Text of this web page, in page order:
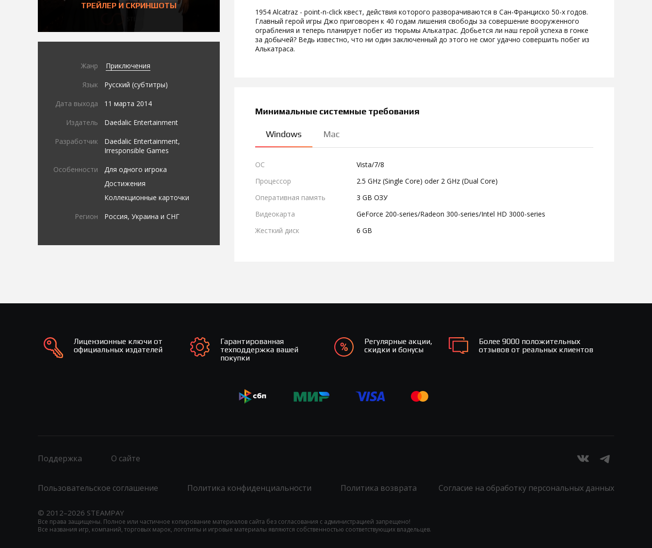
ТРЕЙЛЕР И СКРИНШОТЫ
Жанр Приключения
Язык Русский (субтитры)
Дата выхода 11 марта 2014
Издатель Daedalic Entertainment
Разработчик
Daedalic Entertainment,
Irresponsible Games
Особенности
Для одного игрока
Достижения
Коллекционные карточки
Регион Россия, Украина и СНГ
1954 Alcatraz - point-n-click квест, действия которого разворачиваются в Сан-Франциско 50-х годов.
Главный герой игры Джо приговорен к 40 годам лишения свободы за совершение вооруженного
ограбления и теперь планирует побег из тюрьмы Алькатрас. Добьется ли наш герой успеха в гонке
за добычей? Ведь известно, что ни один заключенный до этого не смог удачно совершить побег из
Алькатраса.
Минимальные системные требования
Windows Mac
ОС
Vista/7/8
Процессор
2.5 GHz (Single Core) oder 2 GHz (Dual Core)
Оперативная память
3 GB ОЗУ
Видеокарта
GeForce 200-series/Radeon 300-series/Intel HD 3000-series
Жесткий диск
6 GB
Лицензионные ключи от
официальных издателей
Гарантированная
техподдержка вашей
покупки
Регулярные акции,
скидки и бонусы
Более 9000 положительных
отзывов от реальных клиентов
© 2012–2026 STEAMPAY
Все права защищены. Полное или частичное копирование материалов сайта без согласования с администрацией запрещено!
Все названия игр, компаний, торговых марок, логотипы и игровые материалы являются собственностью соответствующих владельцев.
Поддержка О сайте
Пользовательское соглашение Политика конфиденциальности Политика возврата Согласие на обработку персональных данных